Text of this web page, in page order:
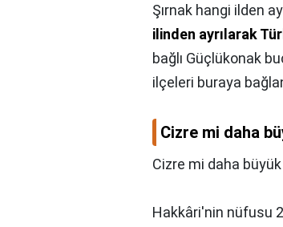
Şırnak hangi ilden
ilinden ayrılarak
bağlı Güçlükonak
ilçeleri buraya
Cizre mi daha
Cizre mi daha büyük
Hakkâri'nin nüfusu